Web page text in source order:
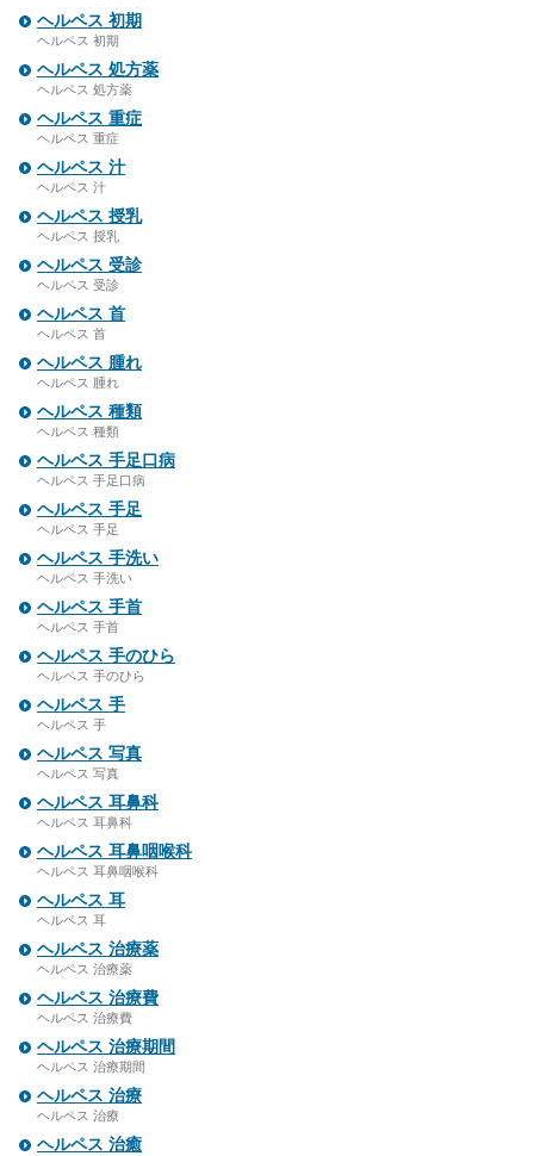
ヘルペス 初期
ヘルペス 初期
ヘルペス 処方薬
ヘルペス 処方薬
ヘルペス 重症
ヘルペス 重症
ヘルペス 汁
ヘルペス 汁
ヘルペス 授乳
ヘルペス 授乳
ヘルペス 受診
ヘルペス 受診
ヘルペス 首
ヘルペス 首
ヘルペス 腫れ
ヘルペス 腫れ
ヘルペス 種類
ヘルペス 種類
ヘルペス 手足口病
ヘルペス 手足口病
ヘルペス 手足
ヘルペス 手足
ヘルペス 手洗い
ヘルペス 手洗い
ヘルペス 手首
ヘルペス 手首
ヘルペス 手のひら
ヘルペス 手のひら
ヘルペス 手
ヘルペス 手
ヘルペス 写真
ヘルペス 写真
ヘルペス 耳鼻科
ヘルペス 耳鼻科
ヘルペス 耳鼻咽喉科
ヘルペス 耳鼻咽喉科
ヘルペス 耳
ヘルペス 耳
ヘルペス 治療薬
ヘルペス 治療薬
ヘルペス 治療費
ヘルペス 治療費
ヘルペス 治療期間
ヘルペス 治療期間
ヘルペス 治療
ヘルペス 治療
ヘルペス 治癒